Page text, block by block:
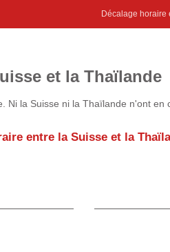
Décalage horaire
et la Thaïlande
Ni la Suisse ni la Thaïlande n'ont en
entre la Suisse et la